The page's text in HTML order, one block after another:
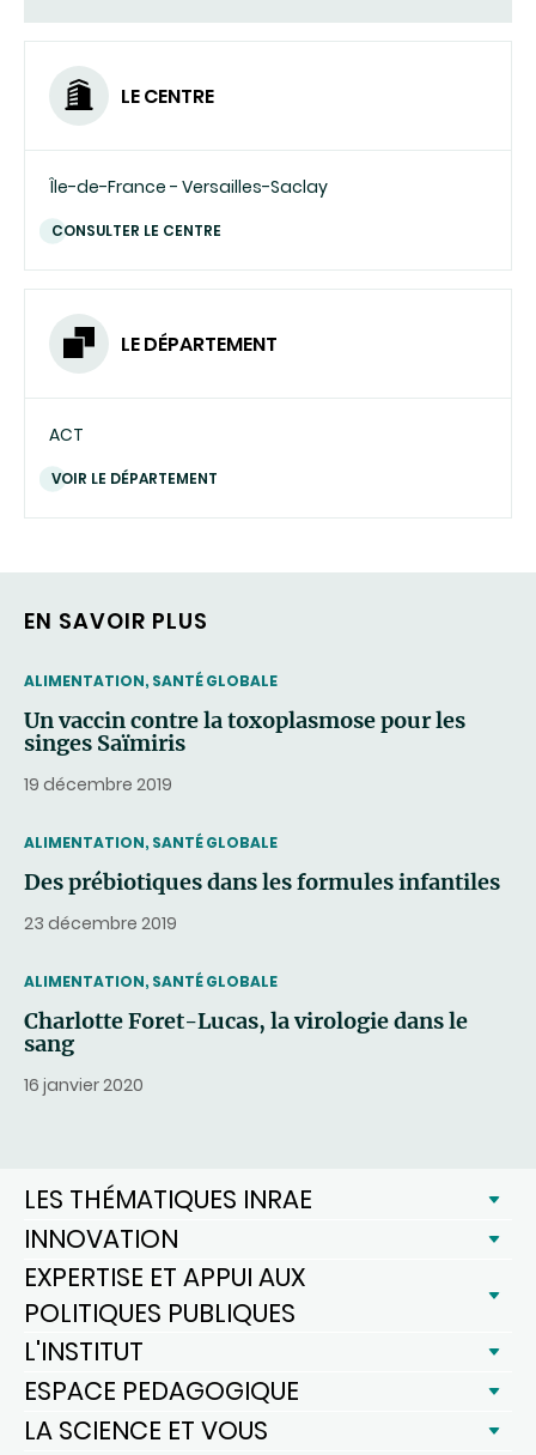
COURRIEL)
LE CENTRE
Île-de-France - Versailles-Saclay
CONSULTER LE CENTRE
LE DÉPARTEMENT
ACT
VOIR LE DÉPARTEMENT
EN SAVOIR PLUS
THEMATIC
ALIMENTATION, SANTÉ GLOBALE
Un vaccin contre la toxoplasmose pour les
singes Saïmiris
19 décembre 2019
THEMATIC
ALIMENTATION, SANTÉ GLOBALE
Des prébiotiques dans les formules infantiles
23 décembre 2019
THEMATIC
ALIMENTATION, SANTÉ GLOBALE
Charlotte Foret-Lucas, la virologie dans le
sang
16 janvier 2020
LES THÉMATIQUES INRAE
INNOVATION
EXPERTISE ET APPUI AUX
POLITIQUES PUBLIQUES
L'INSTITUT
ESPACE PEDAGOGIQUE
LA SCIENCE ET VOUS